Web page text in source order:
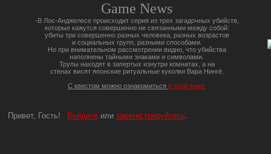
Game News
-В Лос-Анджелесе происходит серия из трех загадочных убийств,
которые кажутся совершенно не связанными между собой:
убиты три совершенно разных человека, разных возрастов
и социальных групп, разными способами.
Но при внимательном рассмотрении видно, что убийства
наполнены тайными знаками и символами.
Трупы находят в запертых изнутри комнатах, а на
стенах висят японские ритуальные куколки Вара Нингё.
С квестом можно ознакомиться в этой теме.
Привет, Гость! Войдитеили зарегистрируйтесь.